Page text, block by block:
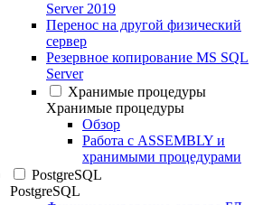
Server 2019
Перенос на другой физический
сервер
Резервное копирование MS SQL
Server
Хранимые процедуры
Хранимые процедуры
Обзор
Работа с ASSEMBLY и
хранимыми процедурами
PostgreSQL
PostgreSQL